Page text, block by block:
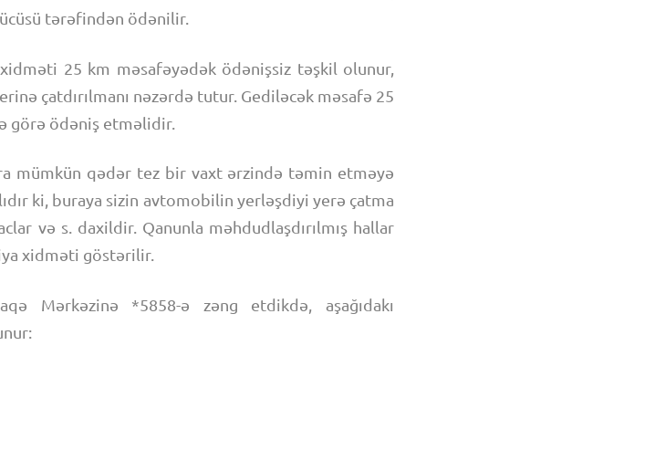
tərəfindən ödənilir.
25 km məsafəyədək ödənişsiz təşkil olunur,
çatdırılmanı nəzərdə tutur. Gediləcək məsafə 25
görə ödəniş etməlidir.
mümkün qədər tez bir vaxt ərzində təmin etməyə
ki, buraya sizin avtomobilin yerləşdiyi yerə çatma
və s. daxildir. Qanunla məhdudlaşdırılmış hallar
xidməti göstərilir.
Mərkəzinə *5858-ə zəng etdikdə, aşağıdakı